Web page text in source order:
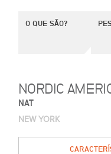
O QUE SÃO?
NORDIC
NAT
NEW YORK